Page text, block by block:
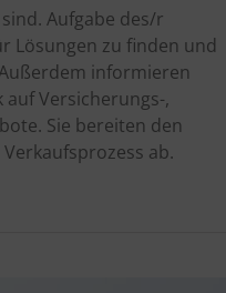
Aufgabe des/r
Lösungen zu finden und
informieren
Versicherungs-,
Sie bereiten den
ab.